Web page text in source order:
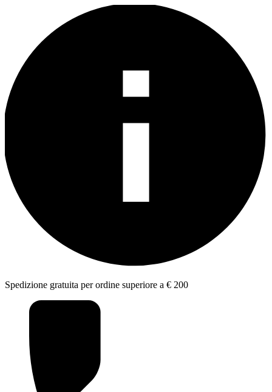
Spedizione gratuita per ordine superiore a € 200